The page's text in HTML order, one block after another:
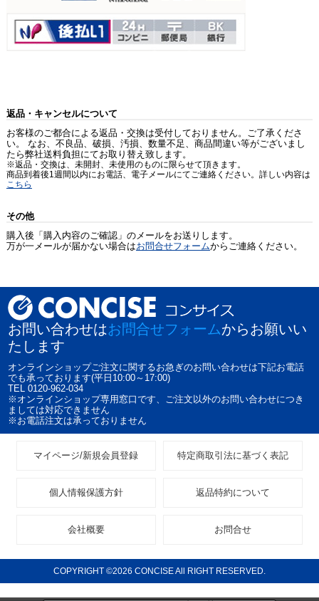
返品・キャンセルについて
お客様のご都合による返品・交換は受付しておりません。ご了承くださ
い。 なお、不良品、破損、汚損、数量不足、商品間違い等がございまし
たら弊社送料負担にてお取り替え致します。
※返品・交換は、未開封、未使用のものに限らせて頂きます。
商品到着後1週間以内にお電話、電子メールにてご連絡ください。詳しい内容は
こちら
その他
購入後「購入内容のご確認」のメールをお送りします。
万が一メールが届かない場合はお問合せフォームからご連絡ください。
お問い合わせはお問合せフォームからお願いい
たします
オンラインショップご注文に関するお急ぎのお問い合わせは下記お電話
でも承っております(平日10:00～17:00)
TEL 0120-962-034
※オンラインショップ専用窓口です、ご注文以外のお問い合わせにつき
ましては対応できません
※お電話注文は承っておりません
マイページ/新規会員登録 特定商取引法に基づく表記
個人情報保護方針 返品特約について
会社概要 お問合せ
COPYRIGHT ©2026 CONCISE All RIGHT RESERVED.